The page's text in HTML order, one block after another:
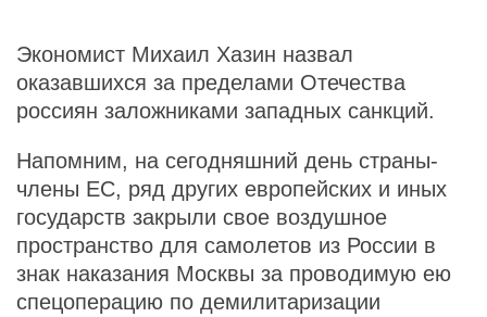
Экономист Михаил Хазин назвал
оказавшихся за пределами Отечества
россиян заложниками западных санкций.
Напомним, на сегодняшний день страны-
члены ЕС, ряд других европейских и иных
государств закрыли свое воздушное
пространство для самолетов из России в
знак наказания Москвы за проводимую ею
спецоперацию по демилитаризации